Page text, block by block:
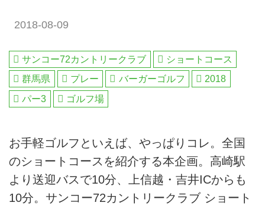
2018-08-09
サンコー72カントリークラブ
ショートコース
群馬県
プレー バーガーゴルフ
2018
パー3
ゴルフ場
お手軽ゴルフといえば、やっぱりコレ。全国
のショートコースを紹介する本企画。高崎駅
より送迎バスで10分、上信越・吉井ICからも
10分。サンコー72カントリークラブ ショート